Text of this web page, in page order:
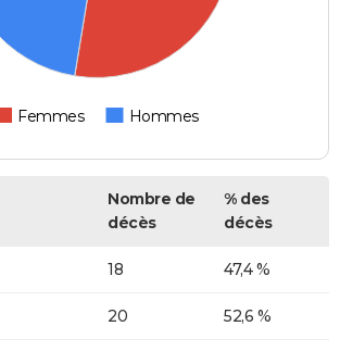
Femmes Hommes
Nombre de
décès
% des
décès
18 47,4 %
20 52,6 %